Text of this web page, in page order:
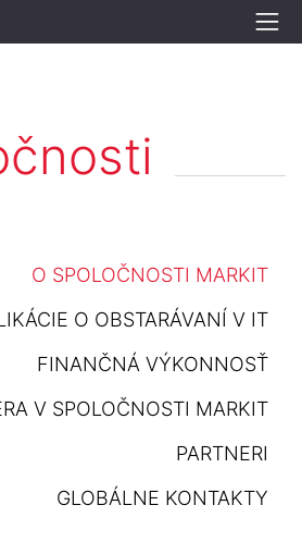
O SPOLOČNOSTI MARKIT
O OBSTARÁVANÍ V IT
FINANČNÁ VÝKONNOSŤ
V SPOLOČNOSTI MARKIT
PARTNERI
GLOBÁLNE KONTAKTY